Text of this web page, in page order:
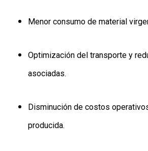
Menor consumo de material
Optimización del transporte y
asociadas.
Disminución de costos
producida.